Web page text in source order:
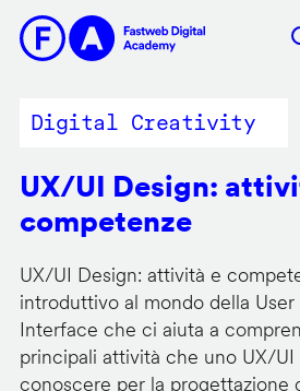
contenuto
Digital Creativity
UX/UI Design:
competenze
UX/UI Design: attività e
introduttivo al mondo della
Interface che ci aiuta a
principali attività che uno UX/
conoscere per la progettazione